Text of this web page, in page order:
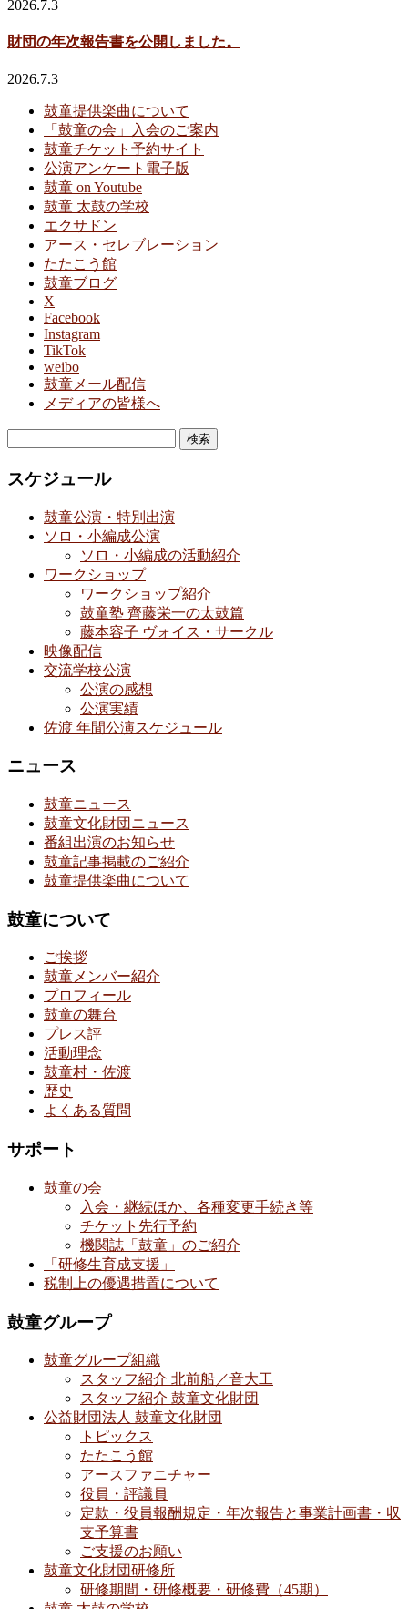
2026.7.3
財団の年次報告書を公開しました。
2026.7.3
鼓童提供楽曲について
「鼓童の会」入会のご案内
鼓童チケット予約サイト
公演アンケート電子版
鼓童 on Youtube
鼓童 太鼓の学校
エクサドン
アース・セレブレーション
たたこう館
鼓童ブログ
X
Facebook
Instagram
TikTok
weibo
鼓童メール配信
メディアの皆様へ
スケジュール
鼓童公演・特別出演
ソロ・小編成公演
ソロ・小編成の活動紹介
ワークショップ
ワークショップ紹介
鼓童塾 齊藤栄一の太鼓篇
藤本容子 ヴォイス・サークル
映像配信
交流学校公演
公演の感想
公演実績
佐渡 年間公演スケジュール
ニュース
鼓童ニュース
鼓童文化財団ニュース
番組出演のお知らせ
鼓童記事掲載のご紹介
鼓童提供楽曲について
鼓童について
ご挨拶
鼓童メンバー紹介
プロフィール
鼓童の舞台
プレス評
活動理念
鼓童村・佐渡
歴史
よくある質問
サポート
鼓童の会
入会・継続ほか、各種変更手続き等
チケット先行予約
機関誌「鼓童」のご紹介
「研修生育成支援」
税制上の優遇措置について
鼓童グループ
鼓童グループ組織
スタッフ紹介 北前船／音大工
スタッフ紹介 鼓童文化財団
公益財団法人 鼓童文化財団
トピックス
たたこう館
アースファニチャー
役員・評議員
定款・役員報酬規定・年次報告と事業計画書・収
支予算書
ご支援のお願い
鼓童文化財団研修所
研修期間・研修概要・研修費（45期）